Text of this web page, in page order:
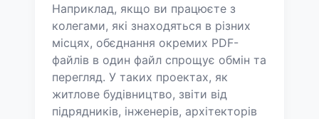
Наприклад, якщо ви працюєте з
колегами, які знаходяться в різних
місцях, обєднання окремих PDF-
файлів в один файл спрощує обмін та
перегляд. У таких проектах, як
житлове будівництво, звіти від
підрядників, інженерів, архітекторів